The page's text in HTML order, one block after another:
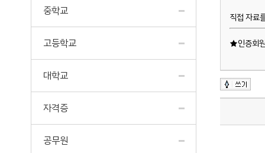
중학교
고등학교
대학교
자격증
공무원
직접 자료
★인증회